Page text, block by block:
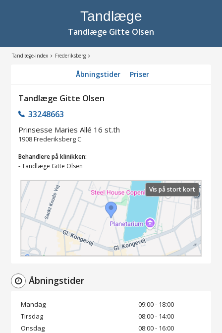
Tandlæge
Tandlæge Gitte Olsen
Tandlæge-index Frederiksberg
Åbningstider Priser
Tandlæge Gitte Olsen
33248663
Prinsesse Maries Allé 16 st.th
1908Frederiksberg C
Behandlere på klinikken:
-Tandlæge Gitte Olsen
Vis på stort kort
Åbningstider
Mandag
09:00 - 18:00
Tirsdag
08:00 - 14:00
Onsdag
08:00 - 16:00